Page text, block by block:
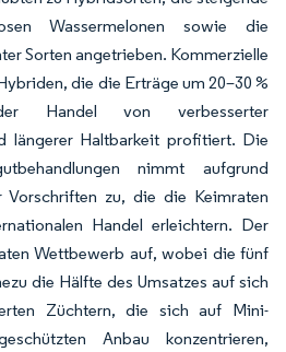
Wassermelonen sowie die
Sorten angetrieben. Kommerzielle
die die Erträge um 20–30 %
Handel von verbesserter
längerer Haltbarkeit profitiert. Die
nimmt aufgrund
Vorschriften zu, die die Keimraten
Handel erleichtern. Der
Wettbewerb auf, wobei die fünf
die Hälfte des Umsatzes auf sich
Züchtern, die sich auf Mini-
Anbau konzentrieren,